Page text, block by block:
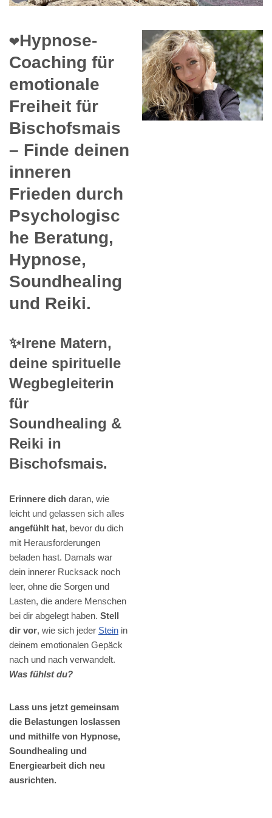
❤️Hypnose-
Coaching für
emotionale
Freiheit für
Bischofsmais
– Finde deinen
inneren
Frieden durch
Psychologisc
he Beratung,
Hypnose,
Soundhealing
und Reiki.
✨Irene Matern,
deine spirituelle
Wegbegleiterin
für
Soundhealing &
Reiki in
Bischofsmais.
Erinnere dich daran, wie
leicht und gelassen sich alles
angefühlt hat, bevor du dich
mit Herausforderungen
beladen hast. Damals war
dein innerer Rucksack noch
leer, ohne die Sorgen und
Lasten, die andere Menschen
bei dir abgelegt haben. Stell
dir vor, wie sich jeder Stein in
deinem emotionalen Gepäck
nach und nach verwandelt.
Was fühlst du?
Lass uns jetzt gemeinsam
die Belastungen loslassen
und mithilfe von Hypnose,
Soundhealing und
Energiearbeit dich neu
ausrichten.